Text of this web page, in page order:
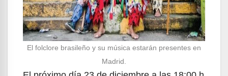
El folclore brasileño y su música estarán presentes en
Madrid.